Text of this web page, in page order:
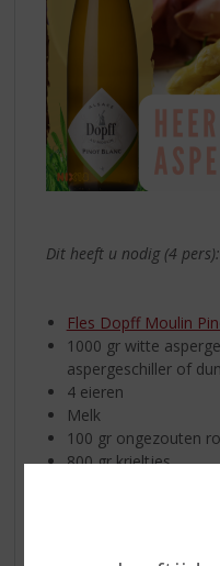
Dit heeft u nodig (4 pers):
Fles Dopff Moulin
1000 gr witte
aspergeschiller of
4 eieren
Melk
100 gr ongezouten
800 gr krieltjes